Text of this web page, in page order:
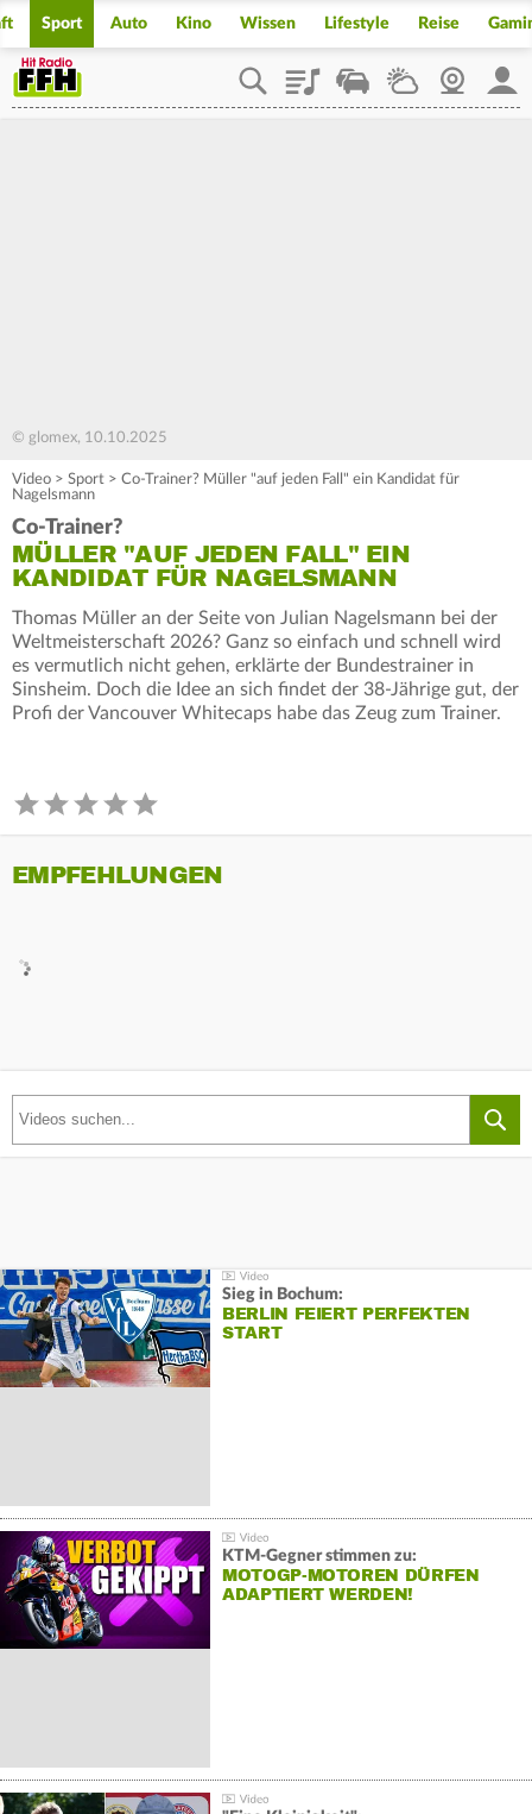
Sport Auto Kino Wissen Lifestyle Reise
PlaylistStaupilotWetterWebcam
© glomex, 10.10.2025
Video > Sport > Co-Trainer? Müller "auf jeden Fall" ein Kandidat für
Nagelsmann
Co-Trainer?
MÜLLER "AUF JEDEN FALL" EIN
KANDIDAT FÜR NAGELSMANN
Thomas Müller an der Seite von Julian Nagelsmann bei der
Weltmeisterschaft 2026? Ganz so einfach und schnell wird
es vermutlich nicht gehen, erklärte der Bundestrainer in
Sinsheim. Doch die Idee an sich findet der 38-Jährige gut, der
Profi der Vancouver Whitecaps habe das Zeug zum Trainer.
EMPFEHLUNGEN
Sieg in Bochum:
BERLIN FEIERT PERFEKTEN
START
KTM-Gegner stimmen zu:
MOTOGP-MOTOREN DÜRFEN
ADAPTIERT WERDEN!